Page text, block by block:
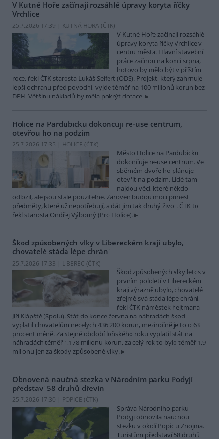
V Kutné Hoře začínají rozsáhlé úpravy koryta říčky
Vrchlice
25.7.2026 17:39 | KUTNÁ HORA (ČTK)
V Kutné Hoře začínají rozsáhlé
úpravy koryta říčky Vrchlice v
centru města. Hlavní stavební
práce začnou na konci srpna,
hotovo by mělo být v příštím
roce, řekl ČTK starosta Lukáš Seifert (ODS). Projekt, který zahrnuje
lepší ochranu před povodní, vyjde téměř na 100 milionů korun bez
DPH. Většinu nákladů by měla pokrýt dotace.
Holice na Pardubicku dokončují re-use centrum,
otevřou ho na podzim
25.7.2026 17:35 | HOLICE (ČTK)
Město Holice na Pardubicku
dokončuje re-use centrum. Ve
sběrném dvoře ho plánuje
otevřít na podzim. Lidé tam
najdou věci, které někdo
odložil, ale jsou stále použitelné. Zároveň budou moci přinést
předměty, které už nepotřebují, a dát jim tak druhý život. ČTK to
řekl starosta Ondřej Výborný (Pro Holice).
Škod způsobených vlky v Libereckém kraji ubylo,
chovatelé stáda lépe chrání
25.7.2026 17:33 | LIBEREC (ČTK)
Škod způsobených vlky letos v
prvním pololetí v Libereckém
kraji výrazně ubylo, chovatelé
zřejmě svá stáda lépe chrání,
řekl ČTK náměstek hejtmana
Jiří Klápště (Spolu). Stát do konce června na náhradách škod
vyplatil chovatelům necelých 436 200 korun, meziročně je to o 63
procent méně. Za stejné období loňského roku vyplatil stát na
náhradách téměř 1,178 milionu korun, za celý rok to bylo téměř 1,9
milionu jen za škody způsobené vlky.
Obnovená naučná stezka v Národním parku Podyjí
představí 58 druhů dřevin
25.7.2026 17:30 | POPICE (ČTK)
Správa Národního parku
Podyjí obnovila naučnou
stezku v okolí Popic u Znojma.
Turistům představí 58 druhů